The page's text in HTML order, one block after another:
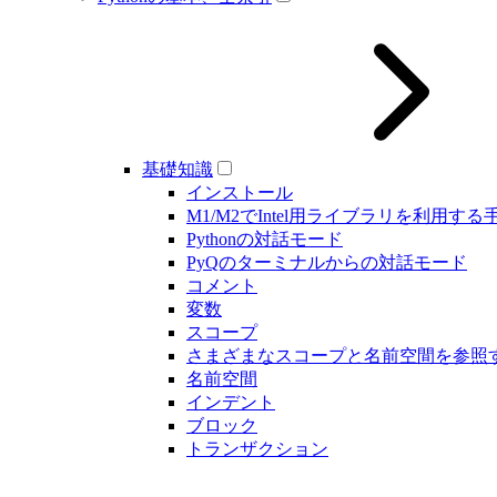
基礎知識
インストール
M1/M2でIntel用ライブラリを利用する
Pythonの対話モード
PyQのターミナルからの対話モード
コメント
変数
スコープ
さまざまなスコープと名前空間を参照
名前空間
インデント
ブロック
トランザクション